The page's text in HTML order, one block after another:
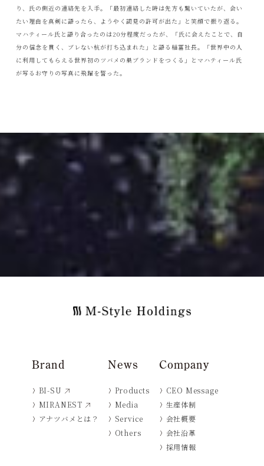
り、氏の側近の連絡先を入手。「最初連絡した時は先方も驚いていたが、会い
たい理由を真剣に語ったら、ようやく謁見の許可が出た」と笑顔で振り返る。
マハティール氏と語り合ったのは20分程度だったが、「氏に会えたことで、自
分の信念を貫く、ブレない杭が打ち込まれた」と語る稲冨社長。「世界中の人
に利用してもらえる世界初のツバメの巣ブランドをつくる」とマハティール氏
が写るお守りの写真に飛躍を誓った。
Brand
BI-SU
MIRANEST
アナツバメとは？
News
Products
Media
Service
Others
Company
CEO Message
生産体制
会社概要
会社沿革
採用情報